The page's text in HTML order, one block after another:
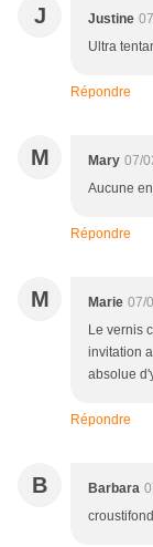
J Justine
Ultra
Répondre
M Mary 07/
Aucune
Répondre
M Marie 07/
Le vernis
invitation
absolue
Répondre
B Barbara